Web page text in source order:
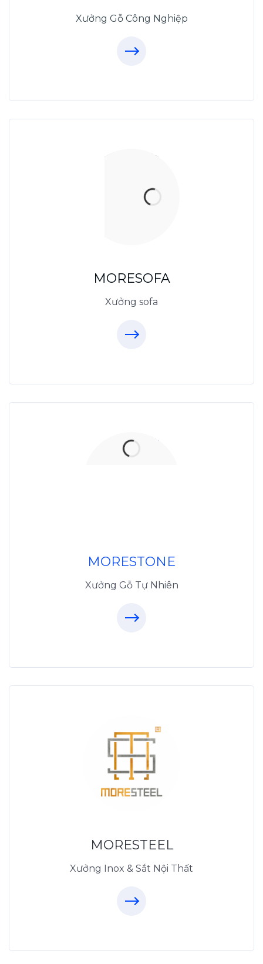
Xưởng Gỗ Công Nghiệp
MORESOFA
Xưởng sofa
Xưởng Sofa - MORESOFA
MORESTONE
Xưởng Gỗ Tự Nhiên
MORESTEEL
Xưởng Inox & Sắt Nội Thất
Xưởng Inox & Sắt -
MORESTEEL
0931318877